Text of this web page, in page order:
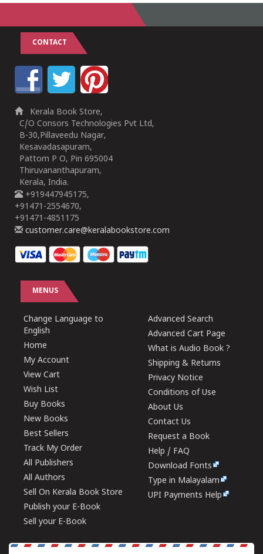
CONTACT
Kerala Book Store,
C/O Consors Technologies Pvt Ltd,
B-30,Pillaveedu Nagar,
Kesavadasapuram,
Pattom P O, Pin 695004
Thiruvananthapuram,
Kerala, India.
+919447945175,
+91471-2554670,
+91471-4851175
customer.care@keralabookstore.com
MENUS
Change Language to
English
Home
My Account
View Cart
Wish List
Buy Books
New Books
Best Sellers
Track My Order
All Publishers
All Authors
Sell On Kerala Book Store
Publish your E-Book
Sell your E-Book
Advanced Search
Advanced Cart Page
What is Audio Book ?
Shipping & Returns
Privacy Notice
Conditions of Use
About Us
Contact Us
Request a Book
Help / FAQ
Download Fonts
Type in Malayalam
UPI Payments Help